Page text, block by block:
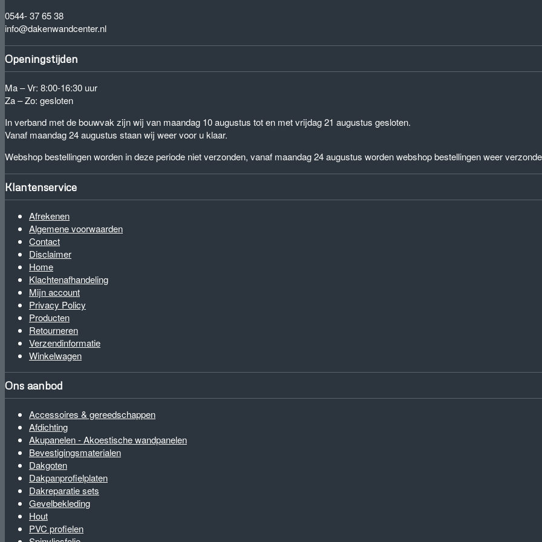
0544- 37 65 38
info@dakenwandcenter.nl
Openingstijden
Ma – Vr: 8:00-16:30 uur
Za – Zo: gesloten
In verband met de bouwvak zijn wij van maandag 10 augustus tot en met vrijdag 21 augustus gesloten.
Vanaf maandag 24 augustus staan wij weer voor u klaar.
Webshop bestellingen worden in deze periode niet verzonden, vanaf maandag 24 augustus worden webshop bestellingen weer
Klantenservice
Afrekenen
Algemene voorwaarden
Contact
Disclaimer
Home
Klachtenafhandeling
Mijn account
Privacy Policy
Producten
Retourneren
Verzendinformatie
Winkelwagen
Ons aanbod
Accessoires & gereedschappen
Afdichting
Akupanelen - Akoestische wandpanelen
Bevestigingsmaterialen
Dakgoten
Dakpanprofielplaten
Dakreparatie sets
Gevelbekleding
Hout
PVC profielen